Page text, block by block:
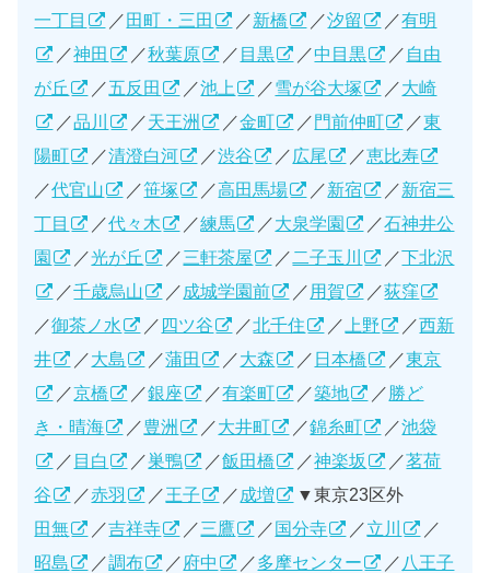
一丁目
／田町・三田 ／新橋 ／汐留 ／有明
／神田 ／秋葉原 ／ 目黒 ／中目黒 ／ 自由
が丘
／五反田 ／池上 ／雪が谷大塚 ／大崎
／品川 ／天王洲 ／金町 ／門前仲町 ／東
陽町
／清澄白河 ／渋谷 ／ 広尾 ／恵比寿
／代官山 ／笹塚 ／高田馬場 ／新宿 ／新宿三
丁目
／代々木 ／練馬 ／大泉学園 ／石神井公
園
／光が丘 ／三軒茶屋 ／ 二子玉川 ／下北沢
／千歳烏山 ／ 成城学園前 ／ 用賀 ／荻窪
／御茶ノ水 ／ 四ツ谷 ／北千住 ／ 上野 ／西新
井
／大島 ／蒲田 ／大森 ／ 日本橋 ／東京
／京橋 ／銀座 ／有楽町 ／築地 ／勝ど
き・晴海
／豊洲 ／大井町 ／錦糸町 ／池袋
／ 目白 ／巣鴨 ／飯田橋 ／神楽坂 ／茗荷
谷
／赤羽 ／王子 ／ 成増
▼東京23区外
田無
／吉祥寺 ／三鷹 ／国分寺 ／立川
／
昭島
／調布 ／ 府中 ／多摩センター ／ 八王子